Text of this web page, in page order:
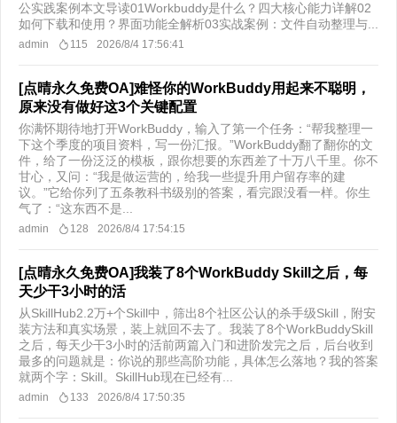
公实践案例本文导读01Workbuddy是什么？四大核心能力详解02
如何下载和使用？界面功能全解析03实战案例：文件自动整理与...
admin 115 2026/8/4 17:56:41
[点晴永久免费OA]难怪你的WorkBuddy用起来不聪明，
原来没有做好这3个关键配置
你满怀期待地打开WorkBuddy，输入了第一个任务：“帮我整理一
下这个季度的项目资料，写一份汇报。”WorkBuddy翻了翻你的文
件，给了一份泛泛的模板，跟你想要的东西差了十万八千里。你不
甘心，又问：“我是做运营的，给我一些提升用户留存率的建
议。”它给你列了五条教科书级别的答案，看完跟没看一样。你生
气了：“这东西不是...
admin 128 2026/8/4 17:54:15
[点晴永久免费OA]我装了8个WorkBuddy Skill之后，每
天少干3小时的活
从SkillHub2.2万+个Skill中，筛出8个社区公认的杀手级Skill，附安
装方法和真实场景，装上就回不去了。我装了8个WorkBuddySkill
之后，每天少干3小时的活前两篇入门和进阶发完之后，后台收到
最多的问题就是：你说的那些高阶功能，具体怎么落地？我的答案
就两个字：Skill。SkillHub现在已经有...
admin 133 2026/8/4 17:50:35